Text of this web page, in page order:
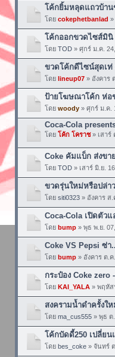
โค้กยิ้มหลุดแถวบ้าน
โดย cokephetbanlad »
โค้กออกขวดไซส์มินิ
โดย TOD» ศุกร์ ม.ค. 24,
ขวดโค้กดีไซน์สุดเ
โดย lineup07» อังคาร
ป้ายโฆษณาโค้ก ห่อ
โดย woody» ศุกร์ ม.ค.
Coca-Cola
โดย โค้ก โคราช» เสาร์
Coke คัมแบ็ก ส่งขา
โดย TOD» เสาร์ มิ.ย.
ขวดรุ่นใหม่หรือปล่าว
โดย siti0323» อังคาร ส.
Coca-Cola เปิดตัว
โดย bump» พุธ พ.ย.
Coke VS Pepsi ซ่า
โดย bump» อังคาร ต.ค.
กระป๋อง Coke
โดย KAI_YALA» พฤหัส
สงครามน้ำดำครั้งใ
โดย ma_cus555» พุธ ต.
โค้กบัดดี้250 เปลี่ยน
โดย bes_coke» จันทร์ ต